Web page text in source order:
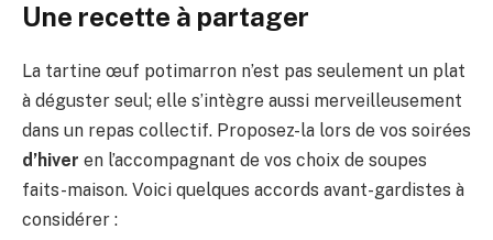
Une recette à partager
La tartine œuf potimarron n’est pas seulement un plat
à déguster seul; elle s’intègre aussi merveilleusement
dans un repas collectif. Proposez-la lors de vos soirées
d’hiver en l’accompagnant de vos choix de soupes
faits-maison. Voici quelques accords avant-gardistes à
considérer :